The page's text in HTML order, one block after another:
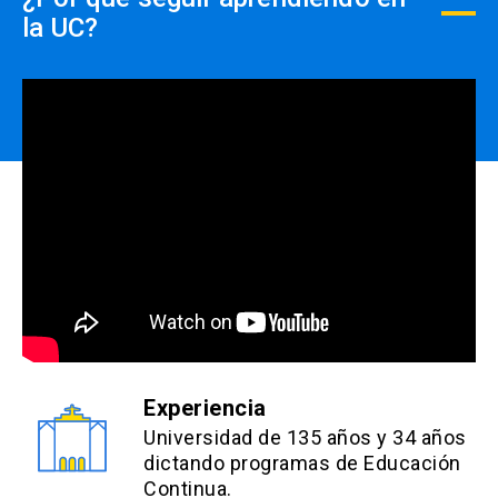
5% Estudiantes de postgrado otras
la UC?
Experiencia
Universidad de 135 años y 34 años
dictando programas de Educación
Continua.